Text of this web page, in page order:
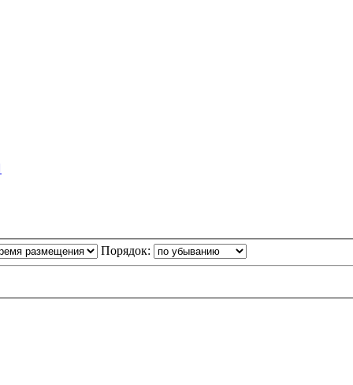
Порядок: